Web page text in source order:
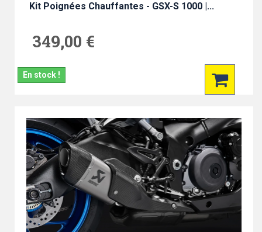
Kit Poignées Chauffantes - GSX-S 1000 |...
349,00 €
En stock !